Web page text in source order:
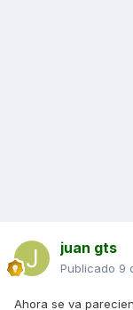
juan gts
Publicado 9
Ahora se va